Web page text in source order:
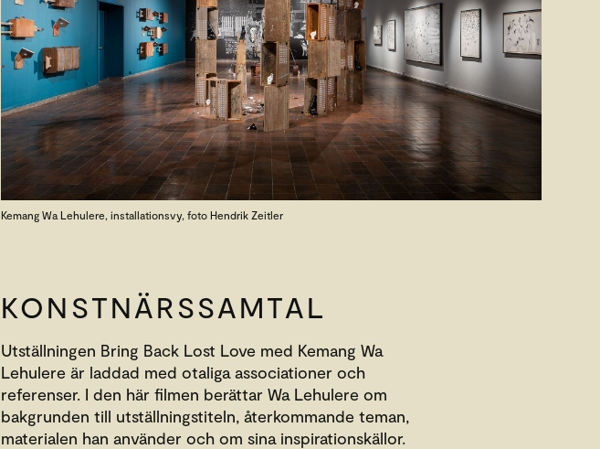
Kemang Wa Lehulere, installationsvy, foto Hendrik Zeitler
KONSTNÄRSSAMTAL
Utställningen Bring Back Lost Love med Kemang Wa
Lehulere är laddad med otaliga associationer och
referenser. I den här filmen berättar Wa Lehulere om
bakgrunden till utställningstiteln, återkommande teman,
materialen han använder och om sina inspirationskällor.